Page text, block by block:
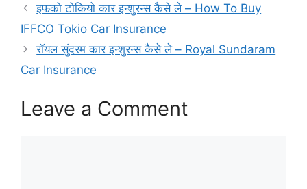
इफको टोकियो कार इन्शुरन्स कैसे ले – How To Buy
IFFCO Tokio Car Insurance
रॉयल सुंदरम कार इन्शुरन्स कैसे ले – Royal Sundaram
Car Insurance
Leave a Comment